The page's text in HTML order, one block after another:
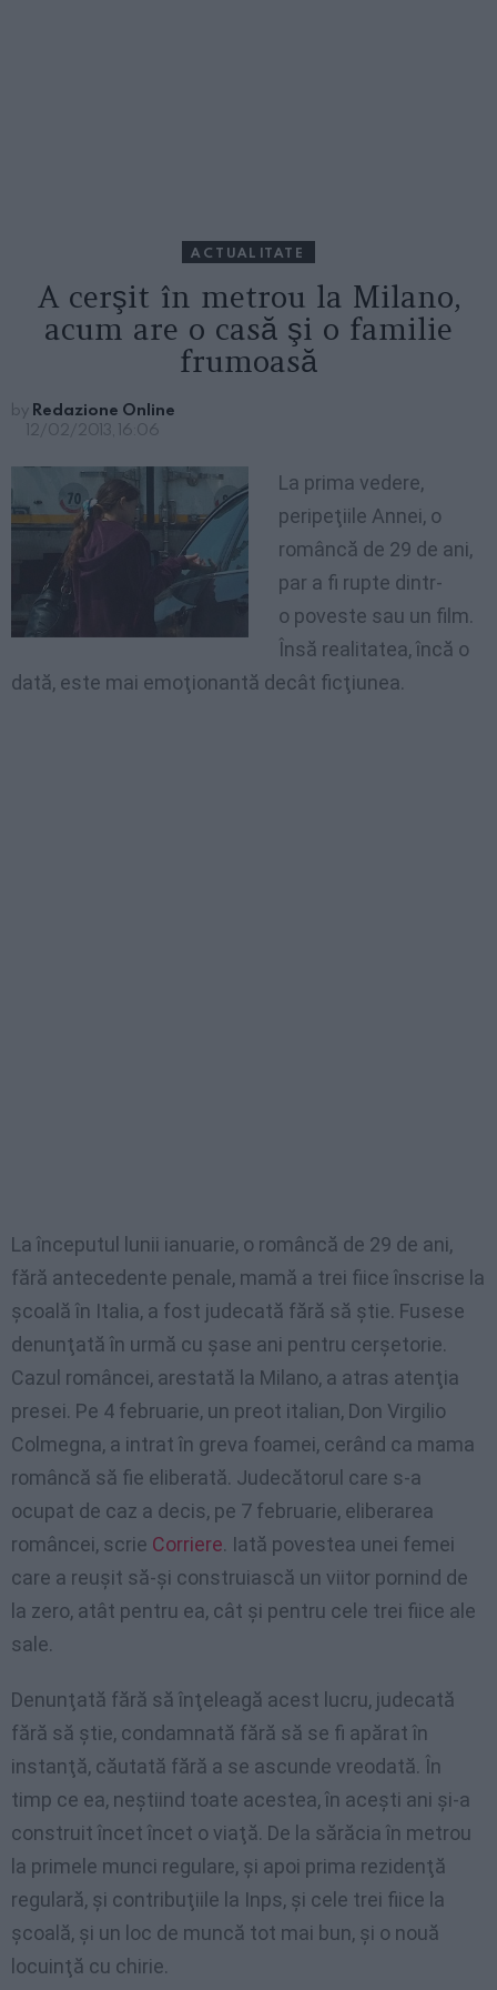
ACTUALITATE
A cerşit în metrou la Milano,
acum are o casă şi o familie
frumoasă
by Redazione Online
12/02/2013, 16:06
La prima vedere,
peripeţiile Annei, o
româncă de 29 de ani,
par a fi rupte dintr-
o poveste sau un film.
Însă realitatea, încă o
dată, este mai emoţionantă decât ficţiunea.
La începutul lunii ianuarie, o româncă de 29 de ani,
fără antecedente penale, mamă a trei fiice înscrise la
şcoală în Italia, a fost judecată fără să ştie. Fusese
denunţată în urmă cu şase ani pentru cerşetorie.
Cazul româncei, arestată la Milano, a atras atenţia
presei. Pe 4 februarie, un preot italian, Don Virgilio
Colmegna, a intrat în greva foamei, cerând ca mama
româncă să fie eliberată. Judecătorul care s-a
ocupat de caz a decis, pe 7 februarie, eliberarea
româncei, scrie Corriere. Iată povestea unei femei
care a reuşit să-şi construiască un viitor pornind de
la zero, atât pentru ea, cât şi pentru cele trei fiice ale
sale.
Denunţată fără să înţeleagă acest lucru, judecată
fără să ştie, condamnată fără să se fi apărat în
instanţă, căutată fără a se ascunde vreodată. În
timp ce ea, neştiind toate acestea, în aceşti ani şi-a
construit încet încet o viaţă. De la sărăcia în metrou
la primele munci regulare, şi apoi prima rezidenţă
regulară, şi contribuţiile la Inps, şi cele trei fiice la
şcoală, şi un loc de muncă tot mai bun, şi o nouă
locuinţă cu chirie.